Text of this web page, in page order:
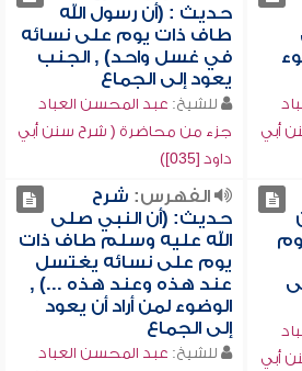
أبي
حديث : (أن رسول الله
طاف ذات يوم على نسائه
في غسل واحد) , الجنب
يعود إلى الجماع
للشيخ: عبد المحسن العباد
جزء من محاضرة ( شرح سنن أبي
داود [035])
أبي
الفهرس: شرح
حديث: (أن النبي صلى
الله عليه وسلم طاف ذات
يوم على نسائه يغتسل
عند هذه وعند هذه ...) ,
الوضوء لمن أراد أن يعود
إلى الجماع
للشيخ: عبد المحسن العباد